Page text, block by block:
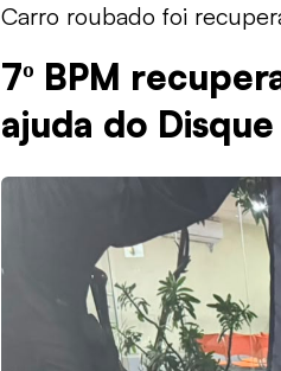
Carro roubado foi
7º BPM
ajuda do